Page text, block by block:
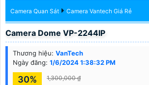
Camera Quan Sát Camera Vantech Giá Rẻ
Camera Dome VP-2244IP
Thương hiệu: VanTech
Ngày đăng: 1/6/2024 1:38:32 PM
30% 1,300,000 ₫